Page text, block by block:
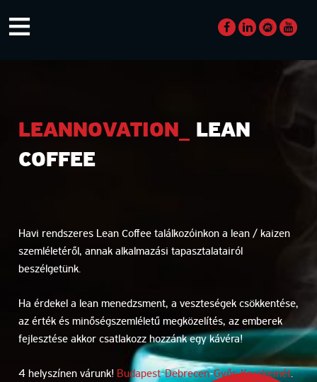
≡
LEANNOVATION_
LEAN
COFFEE
Havi rendszeres Lean Coffee találkozóinkon a lean / kaizen
szemléletéről, annak alkalmazási tapasztalatairól
beszélgetünk.
Ha érdekel a lean menedzsment, a veszteségek csökkentése,
az érték és minőségszemléletű megközelítés, az emberek
fejlesztése akkor csatlakozz hozzánk egy kávéra!
4 helyszínen várunk! Budapest-Debrecen-Győr-Kecskemét.